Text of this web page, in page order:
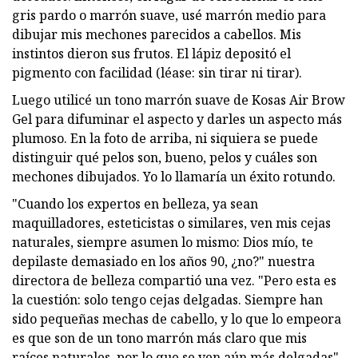
gris pardo o marrón suave, usé marrón medio para
dibujar mis mechones parecidos a cabellos. Mis
instintos dieron sus frutos. El lápiz depositó el
pigmento con facilidad (léase: sin tirar ni tirar).
Luego utilicé un tono marrón suave de Kosas Air Brow
Gel para difuminar el aspecto y darles un aspecto más
plumoso. En la foto de arriba, ni siquiera se puede
distinguir qué pelos son, bueno, pelos y cuáles son
mechones dibujados. Yo lo llamaría un éxito rotundo.
"Cuando los expertos en belleza, ya sean
maquilladores, esteticistas o similares, ven mis cejas
naturales, siempre asumen lo mismo: Dios mío, te
depilaste demasiado en los años 90, ¿no?" nuestra
directora de belleza compartió una vez. "Pero esta es
la cuestión: solo tengo cejas delgadas. Siempre han
sido pequeñas mechas de cabello, y lo que lo empeora
es que son de un tono marrón más claro que mis